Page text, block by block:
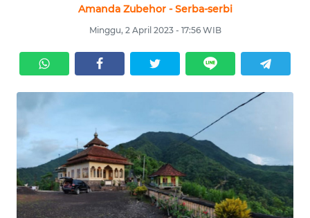
Amanda Zubehor - Serba-serbi
Minggu, 2 April 2023 - 17:56 WIB
SERBA-
SERBI
Informasi
INDEKS
BERITA